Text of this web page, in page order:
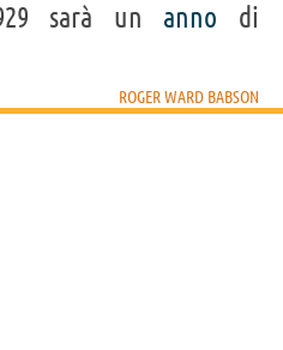
di Roger Ward Babson
sarà un anno di
ROGER WARD BABSON